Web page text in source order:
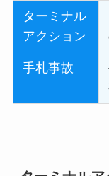
ターミナル
アクション
手札事故